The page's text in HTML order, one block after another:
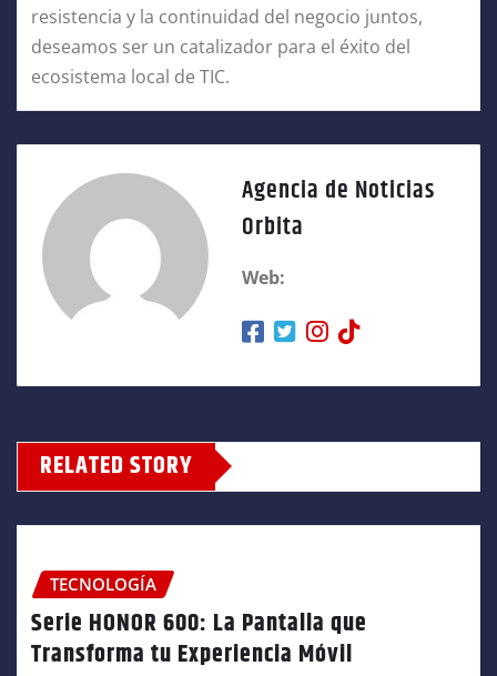
resistencia y la continuidad del negocio juntos,
deseamos ser un catalizador para el éxito del
ecosistema local de TIC.
Agencia de Noticias
Orbita
Web:
RELATED STORY
TECNOLOGÍA
Serie HONOR 600: La Pantalla que
Transforma tu Experiencia Móvil